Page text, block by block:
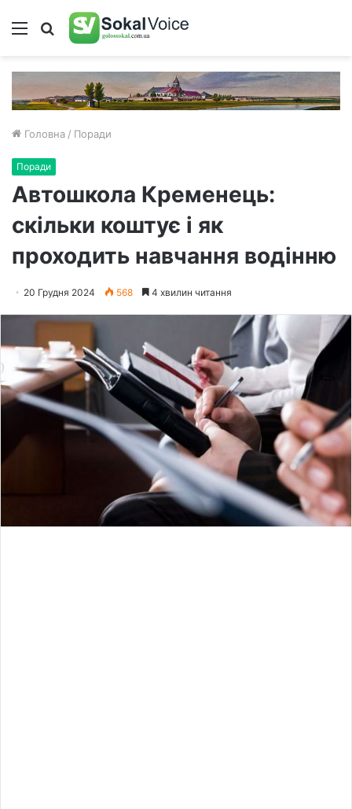
Меню Пошук
Головна / Поради
Поради
Автошкола Кременець:
скільки коштує і як
проходить навчання водінню
20 Грудня 2024 568 4 хвилин читання